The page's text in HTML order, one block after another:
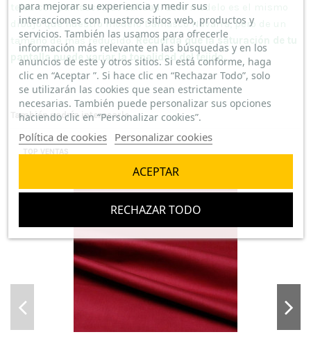
telas con damascos de calidad. Este modelo es el mismo
dibujo que nuestro modelo Damasco Navarra, pero de un
tamaño de más reducido.Recuerda que la saturación de tu
pantalla puede variar la tonalidad del tejido.
También podría interesarle
TOP VENTAS
para mejorar su experiencia y medir sus
interacciones con nuestros sitios web, productos y
servicios. También las usamos para ofrecerle
información más relevante en las búsquedas y en los
anuncios de este y otros sitios. Si está conforme, haga
clic en “Aceptar ”. Si hace clic en “Rechazar Todo”, solo
se utilizarán las cookies que sean estrictamente
necesarias. También puede personalizar sus opciones
haciendo clic en “Personalizar cookies”.
Política de cookies Personalizar cookies
RECHAZAR TODO
ACEPTAR